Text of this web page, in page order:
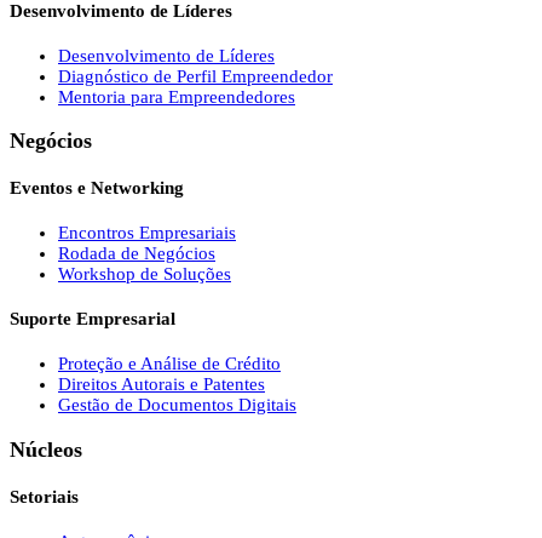
Desenvolvimento de Líderes
Desenvolvimento de Líderes
Diagnóstico de Perfil Empreendedor
Mentoria para Empreendedores
Negócios
Eventos e Networking
Encontros Empresariais
Rodada de Negócios
Workshop de Soluções
Suporte Empresarial
Proteção e Análise de Crédito
Direitos Autorais e Patentes
Gestão de Documentos Digitais
Núcleos
Setoriais